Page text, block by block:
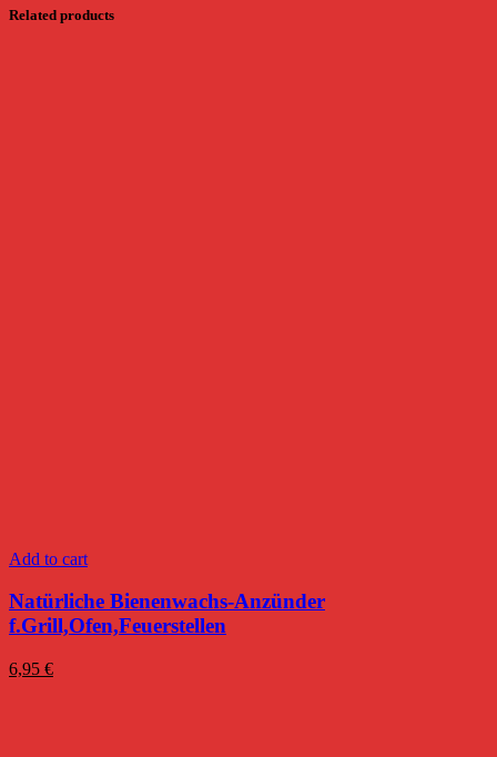
Related products
Add to cart
Natürliche Bienenwachs-Anzünder
f.Grill,Ofen,Feuerstellen
6,95 €